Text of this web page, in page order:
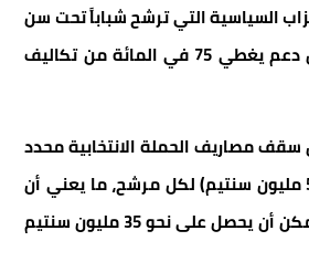
السياسية التي ترشح شباباً تحت سن
35 سنة، ستستفيد من دعم يغطي 75 في المائة من تكاليف
مصاريف الحملة الانتخابية محدد
في 500 ألف درهم (50 مليون سنتيم) لكل مرشح، ما يعني أن
كل شاب في اللائحة يمكن أن يحصل على نحو 35 مليون سنتيم